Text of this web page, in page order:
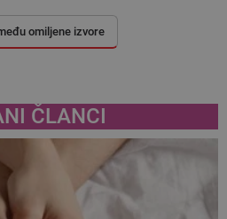
omiljene izvore
ČLANCI